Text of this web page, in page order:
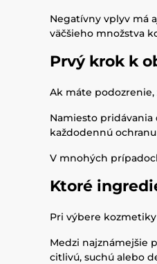
Negatívny vplyv má
väčšieho množstva
Prvý krok k
Ak máte podozrenie,
Namiesto
každodennú
V mnohých
Ktoré
Pri výbere
Medzi najznámejšie
citlivú, suchú alebo